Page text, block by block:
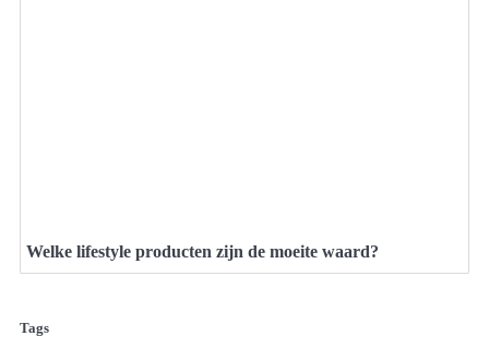
Welke lifestyle producten zijn de moeite waard?
Tags